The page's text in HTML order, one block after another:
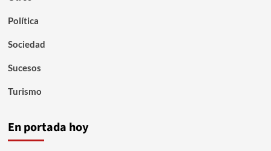
Política
Sociedad
Sucesos
Turismo
En portada hoy